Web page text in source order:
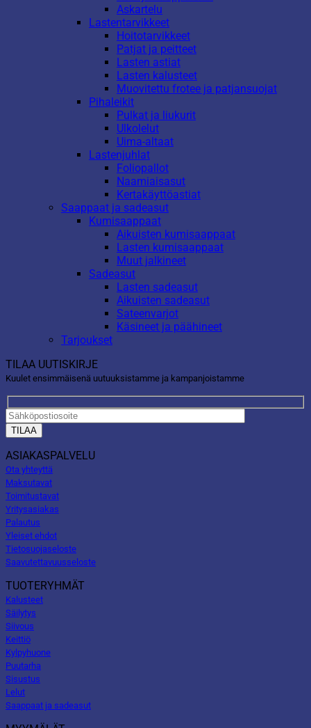
Askartelu
Lastentarvikkeet
Hoitotarvikkeet
Patjat ja peitteet
Lasten astiat
Lasten kalusteet
Muovitettu frotee ja patjansuojat
Pihaleikit
Pulkat ja liukurit
Ulkolelut
Uima-altaat
Lastenjuhlat
Foliopallot
Naamiaisasut
Kertakäyttöastiat
Saappaat ja sadeasut
Kumisaappaat
Aikuisten kumisaappaat
Lasten kumisaappaat
Muut jalkineet
Sadeasut
Lasten sadeasut
Aikuisten sadeasut
Sateenvarjot
Käsineet ja päähineet
Tarjoukset
TILAA UUTISKIRJE
Kuulet ensimmäisenä uutuuksistamme ja kampanjoistamme
ASIAKASPALVELU
Ota yhteyttä
Maksutavat
Toimitustavat
Yritysasiakas
Palautus
Yleiset ehdot
Tietosuojaseloste
Saavutettavuusseloste
TUOTERYHMÄT
Kalusteet
Säilytys
Siivous
Keittiö
Kylpyhuone
Puutarha
Sisustus
Lelut
Saappaat ja sadeasut